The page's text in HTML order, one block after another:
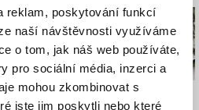
reklam, poskytování funkcí
naší návštěvnosti využíváme
o tom, jak náš web používáte,
pro sociální média, inzerci a
mohou zkombinovat s
jste jim poskytli nebo které
- Perth South African Film Festival
International Documentary Film
Short Film Festival
South African International
Festival
Němec Maksim Shved
Pure Art